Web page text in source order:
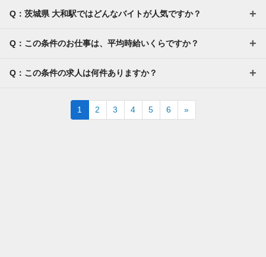
Q：茨城県 大和駅ではどんなバイトが人気ですか？
Q：この条件のお仕事は、平均時給いくらですか？
Q：この条件の求人は何件ありますか？
1 2 3 4 5 6 »Next